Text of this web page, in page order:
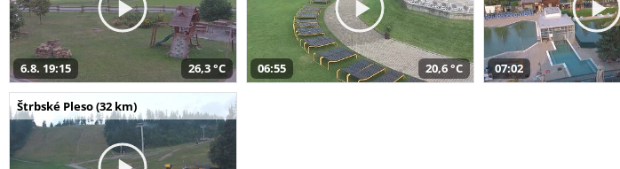
6.8. 19:15 26,3 °C 06:55 20,6 °C 07:02
Štrbské Pleso (32 km)